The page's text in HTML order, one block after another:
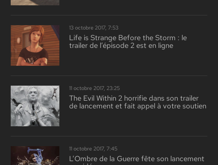
13 octobre 2017, 7:53
Life is Strange Before the Storm : le
trailer de l’épisode 2 est en ligne
11 octobre 2017, 23:25
The Evil Within 2 horrifie dans son trailer
de lancement et fait appel à votre soutien
11 octobre 2017, 7:45
L’Ombre de la Guerre fête son lancement